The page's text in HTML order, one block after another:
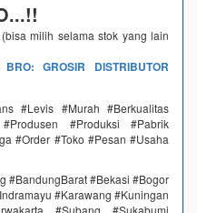
milih selama stok yang lain
GROSIR DISTRIBUTOR
#Levis #Murah #Berkualitas
#Produksi #Pabrik
#Order #Toko #Pesan #Usaha
#BandungBarat #Bekasi #Bogor
#Karawang #Kuningan
#Subang #Sukabumi